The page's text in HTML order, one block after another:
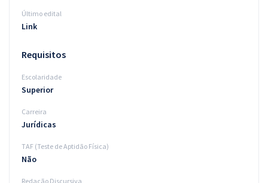
Último edital
Link
Requisitos
Escolaridade
Superior
Carreira
Jurídicas
TAF (Teste de Aptidão Física)
Não
Redação Discursiva